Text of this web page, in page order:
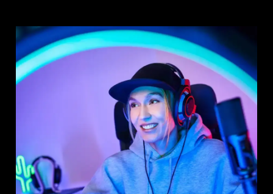
Support
Professionell